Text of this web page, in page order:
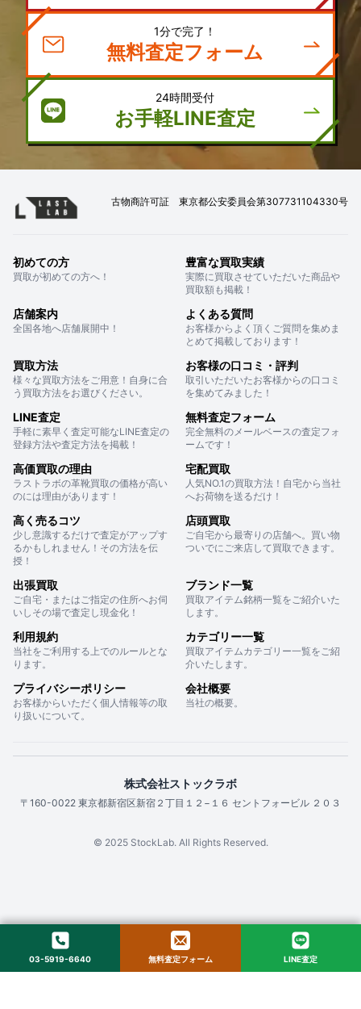
1分で完了！
無料査定フォーム
24時間受付
お手軽LINE査定
古物商許可証 東京都公安委員会第307731104330号
初めての方
買取が初めての方へ！
豊富な買取実績
実際に買取させていただいた商品や
買取額も掲載！
店舗案内
全国各地へ店舗展開中！
よくある質問
お客様からよく頂くご質問を集めま
とめて掲載しております！
買取方法
様々な買取方法をご用意！自身に合
う買取方法をお選びください。
お客様の口コミ・評判
取引いただいたお客様からの口コミ
を集めてみました！
LINE査定
手軽に素早く査定可能なLINE査定の
登録方法や査定方法を掲載！
無料査定フォーム
完全無料のメールベースの査定フォ
ームです！
高価買取の理由
ラストラボの革靴買取の価格が高い
のには理由があります！
宅配買取
人気NO.1の買取方法！自宅から当社
へお荷物を送るだけ！
高く売るコツ
少し意識するだけで査定がアップす
るかもしれません！その方法を伝
授！
店頭買取
ご自宅から最寄りの店舗へ。買い物
ついでにご来店して買取できます。
出張買取
ご自宅・またはご指定の住所へお伺
いしその場で査定し現金化！
ブランド一覧
買取アイテム銘柄一覧をご紹介いた
します。
利用規約
当社をご利用する上でのルールとな
ります。
カテゴリー一覧
買取アイテムカテゴリー一覧をご紹
介いたします。
プライバシーポリシー
お客様からいただく個人情報等の取
り扱いについて。
会社概要
当社の概要。
株式会社ストックラボ
〒160-0022 東京都新宿区新宿２丁目１２−１６ セントフォービル ２０３
© 2025 StockLab. All Rights Reserved.
03-5919-6640 無料査定フォーム LINE査定